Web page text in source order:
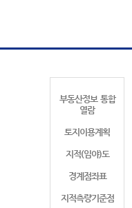
부동산정보 통합
열람
토지이용계획
지적(임야)도
경계점좌표
지적측량기준점